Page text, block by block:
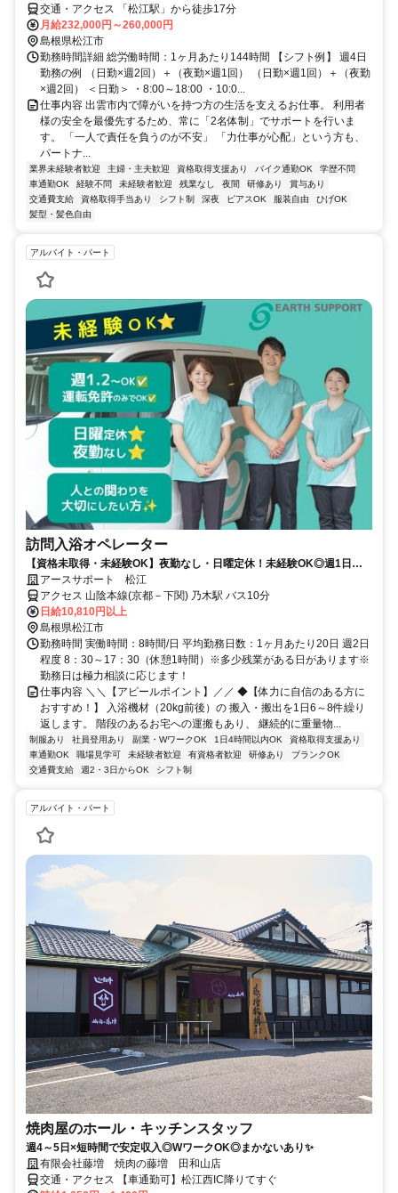
交通・アクセス 「松江駅」から徒歩17分
月給232,000円～260,000円
島根県松江市
勤務時間詳細 総労働時間：1ヶ月あたり144時間 【シフト例】 週4日
勤務の例 （日勤×週2回）＋（夜勤×週1回） （日勤×週1回）＋（夜勤
×週2回） ＜日勤＞ ・8:00～18:00 ・10:0...
仕事内容 出雲市内で障がいを持つ方の生活を支えるお仕事。 利用者
様の安全を最優先するため、常に「2名体制」でサポートを行いま
す。 「一人で責任を負うのが不安」 「力仕事が心配」という方も、
パートナ...
業界未経験者歓迎 主婦・主夫歓迎 資格取得支援あり バイク通勤OK
学歴不問
車通勤OK
経験不問 未経験者歓迎 残業なし 夜間 研修あり
賞与あり
交通費支給
資格取得手当あり シフト制 深夜 ピアスOK 服装自由
ひげOK
髪型・髪色自由
アルバイト・パート
訪問入浴オペレーター
【資格未取得・未経験OK】夜勤なし・日曜定休！未経験OK◎週1日～
勤務OK☆
アースサポート 松江
アクセス 山陰本線(京都－下関) 乃木駅 バス10分
日給10,810円以上
島根県松江市
勤務時間 実働時間：8時間/日 平均勤務日数：1ヶ月あたり20日 週2日
程度 8：30～17：30（休憩1時間）※多少残業がある日があります※
勤務日は極力相談に応じます！
仕事内容 ＼＼【アピールポイント】／／ ◆【体力に自信のある方に
おすすめ！】 入浴機材（20kg前後）の 搬入・搬出を1日6～8件繰り
返します。 階段のあるお宅への運搬もあり、 継続的に重量物...
制服あり 社員登用あり 副業・WワークOK 1日4時間以内OK
資格取得支援あり
車通勤OK
職場見学可 未経験者歓迎 有資格者歓迎 研修あり
ブランクOK
交通費支給
週2・3日からOK シフト制
アルバイト・パート
焼肉屋のホール・キッチンスタッフ
週4～5日×短時間で安定収入◎WワークOK◎まかないあり✨
有限会社藤増 焼肉の藤増 田和山店
交通・アクセス 【車通勤可】松江西IC降りてすぐ